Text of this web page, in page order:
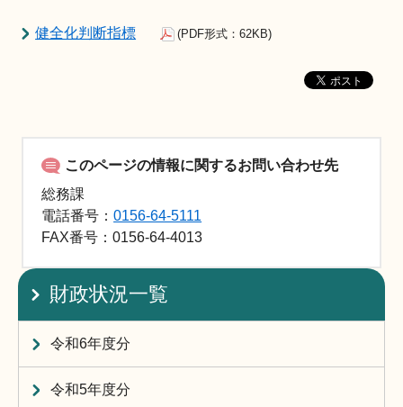
健全化判断指標 (PDF形式：62KB)
このページの情報に関するお問い合わせ先
総務課
電話番号：0156-64-5111
FAX番号：0156-64-4013
財政状況一覧
令和6年度分
令和5年度分